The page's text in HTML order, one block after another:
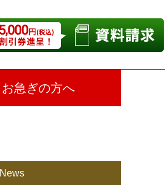
お急ぎの方へ
News